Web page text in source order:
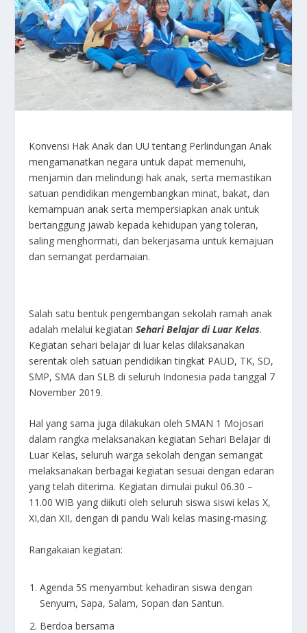
Konvensi Hak Anak dan UU tentang Perlindungan Anak
mengamanatkan negara untuk dapat memenuhi,
menjamin dan melindungi hak anak, serta memastikan
satuan pendidikan mengembangkan minat, bakat, dan
kemampuan anak serta mempersiapkan anak untuk
bertanggung jawab kepada kehidupan yang toleran,
saling menghormati, dan bekerjasama untuk kemajuan
dan semangat perdamaian.
Salah satu bentuk pengembangan sekolah ramah anak
adalah melalui kegiatanSehari Belajar di Luar Kelas.
Kegiatan sehari belajar di luar kelas dilaksanakan
serentak oleh satuan pendidikan tingkat PAUD, TK, SD,
SMP, SMA dan SLB di seluruh Indonesia pada tanggal 7
November 2019.
Hal yang sama juga dilakukan oleh SMAN 1 Mojosari
dalam rangka melaksanakan kegiatan Sehari Belajar di
Luar Kelas, seluruh warga sekolah dengan semangat
melaksanakan berbagai kegiatan sesuai dengan edaran
yang telah diterima. Kegiatan dimulai pukul 06.30 –
11.00 WIB yang diikuti oleh seluruh siswa siswi kelas X,
XI,dan XII, dengan di pandu Wali kelas masing-masing.
Rangakaian kegiatan:
Agenda 5S menyambut kehadiran siswa dengan
Senyum, Sapa, Salam, Sopan dan Santun.
Berdoa bersama